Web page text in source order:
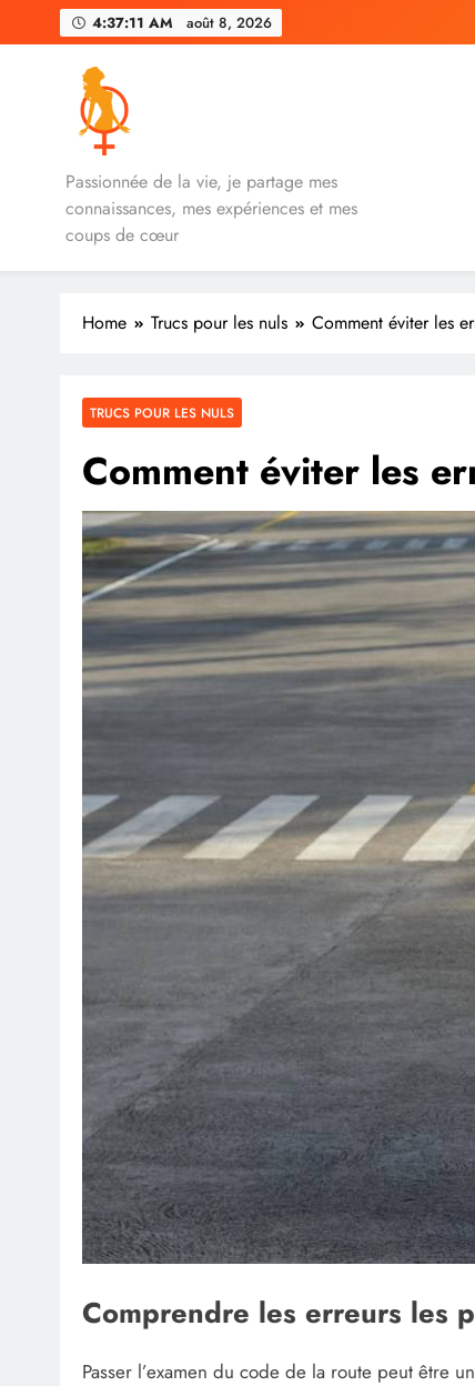
to
4:37:12 AM août 8, 2026
iVenus
Passionnée de la vie, je partage mes
connaissances, mes expériences et mes
coups de cœur
Home Trucs pour les nuls Comment éviter les
TRUCS POUR LES NULS
Comment éviter les
Comprendre les erreurs les
Passer l’examen du code de la route peut être